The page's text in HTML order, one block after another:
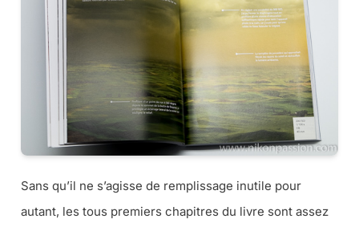
Sans qu’il ne s’agisse de remplissage inutile pour
autant, les tous premiers chapitres du livre sont assez